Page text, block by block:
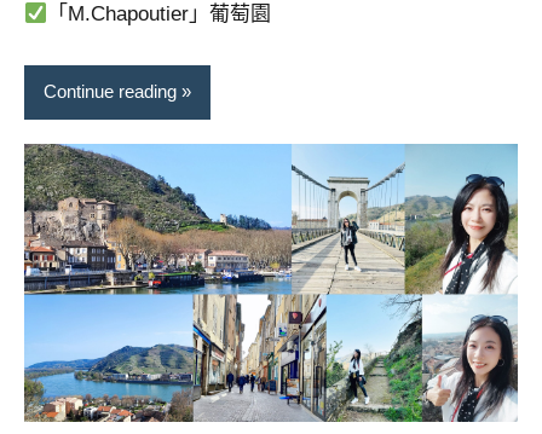
外
節
持、
吳
哥
窟
泰
遊
書
作
「M.Chapoutier」葡萄園
Continue reading